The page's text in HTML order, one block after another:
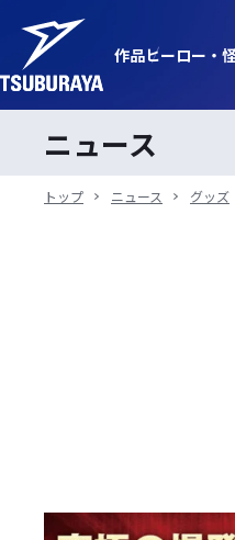
作品ヒーロー・
ニュース
トップ ニュース グッズ